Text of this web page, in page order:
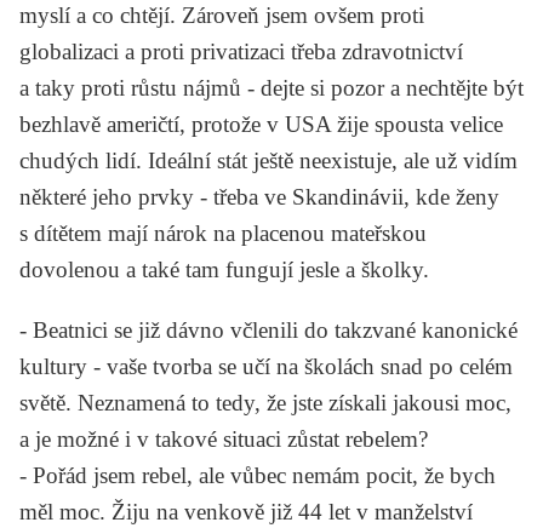
myslí a co chtějí. Zároveň jsem ovšem proti
globalizaci a proti privatizaci třeba zdravotnictví
a taky proti růstu nájmů - dejte si pozor a nechtějte být
bezhlavě američtí, protože v USA žije spousta velice
chudých lidí. Ideální stát ještě neexistuje, ale už vidím
některé jeho prvky - třeba ve Skandinávii, kde ženy
s dítětem mají nárok na placenou mateřskou
dovolenou a také tam fungují jesle a školky.
- Beatnici se již dávno včlenili do takzvané kanonické
kultury - vaše tvorba se učí na školách snad po celém
světě. Neznamená to tedy, že jste získali jakousi moc,
a je možné i v takové situaci zůstat rebelem?
- Pořád jsem rebel, ale vůbec nemám pocit, že bych
měl moc. Žiju na venkově již 44 let v manželství